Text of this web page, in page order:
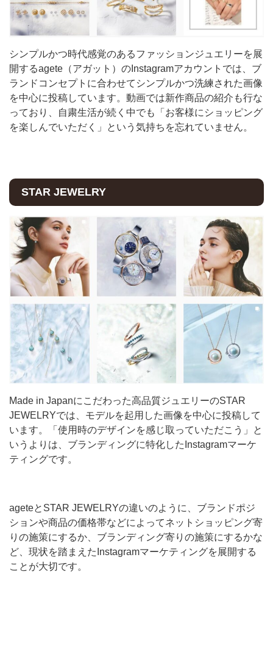
シンプルかつ時代感覚のあるファッションジュエリーを展
開するagete（アガット）のInstagramアカウントでは、ブ
ランドコンセプトに合わせてシンプルかつ洗練された画像
を中心に投稿しています。動画では新作商品の紹介も行な
っており、自粛生活が続く中でも「お客様にショッピング
を楽しんでいただく」という気持ちを忘れていません。
STAR JEWELRY
Made in Japanにこだわった高品質ジュエリーのSTAR
JEWELRYでは、モデルを起用した画像を中心に投稿して
います。「使用時のデザインを感じ取っていただこう」と
いうよりは、ブランディングに特化したInstagramマーケ
ティングです。
ageteとSTAR JEWELRYの違いのように、ブランドポジ
ションや商品の価格帯などによってネットショッピング寄
りの施策にするか、ブランディング寄りの施策にするかな
ど、現状を踏まえたInstagramマーケティングを展開する
ことが大切です。